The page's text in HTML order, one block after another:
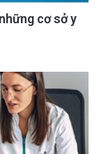
nhưng sự
học một
cơ sở y